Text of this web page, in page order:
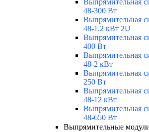
Выпрямительная
48-300 Вт
Выпрямительная
48-1.2 кВт 2U
Выпрямительная
400 Вт
Выпрямительная
48-2 кВт
Выпрямительная
250 Вт
Выпрямительная
48-12 кВт
Выпрямительная
48-650 Вт
Выпрямительные